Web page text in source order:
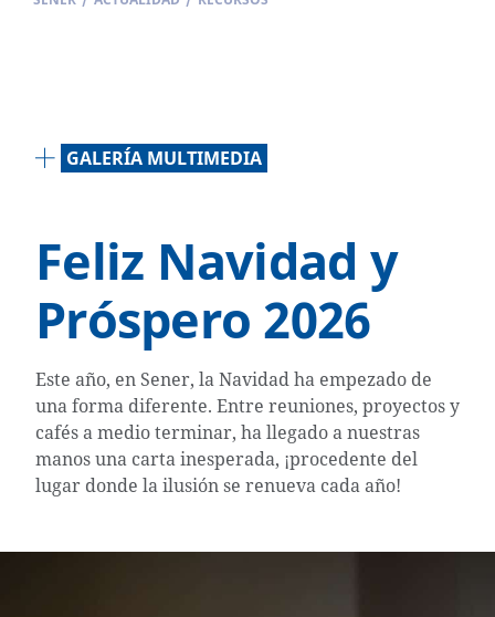
GALERÍA MULTIMEDIA
Feliz Navidad y
Próspero 2026
Este año, en Sener, la Navidad ha empezado de
una forma diferente. Entre reuniones, proyectos y
cafés a medio terminar, ha llegado a nuestras
manos una carta inesperada, ¡procedente del
lugar donde la ilusión se renueva cada año!